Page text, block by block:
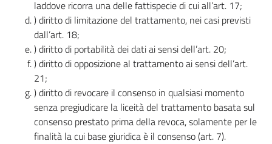
laddove ricorra una delle fattispecie di cui all’art. 17;
) diritto di limitazione del trattamento, nei casi previsti
dall’art. 18;
) diritto di portabilità dei dati ai sensi dell’art. 20;
) diritto di opposizione al trattamento ai sensi dell’art.
21;
) diritto di revocare il consenso in qualsiasi momento
senza pregiudicare la liceità del trattamento basata sul
consenso prestato prima della revoca, solamente per le
finalità la cui base giuridica è il consenso (art. 7).